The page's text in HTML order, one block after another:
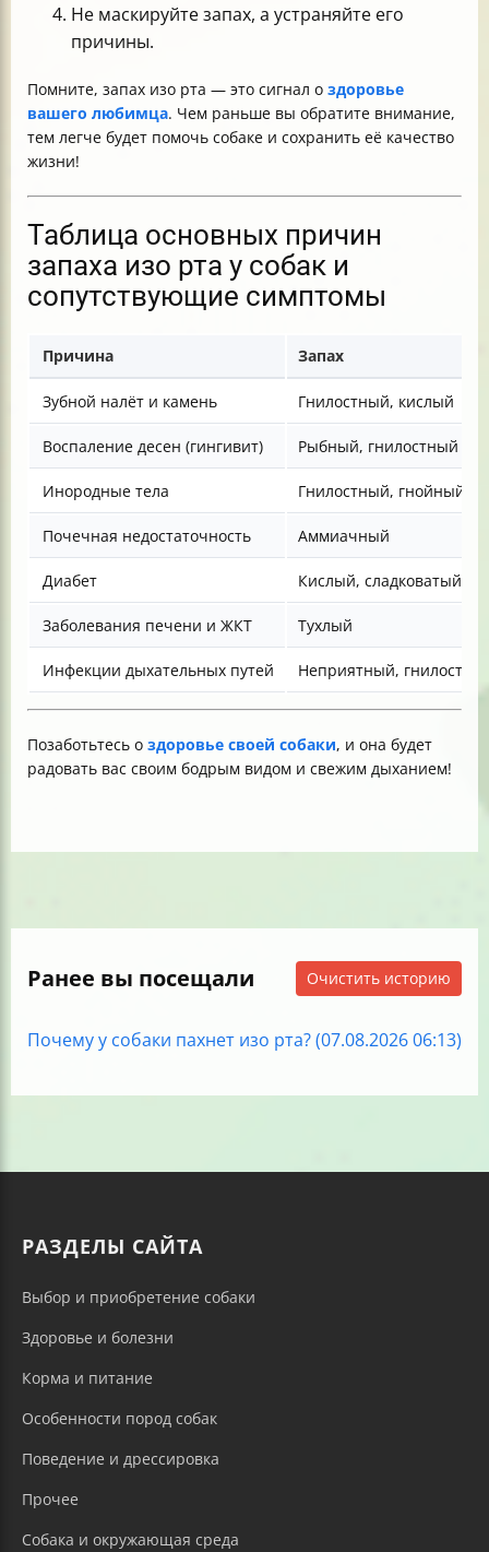
Не маскируйте запах, а устраняйте его
причины.
Помните, запах изо рта — это сигнал о здоровье
вашего любимца. Чем раньше вы обратите внимание,
тем легче будет помочь собаке и сохранить её качество
жизни!
Таблица основных причин
запаха изо рта у собак и
сопутствующие симптомы
Причина Запах
Зубной налёт и камень Гнилостный, кислый
Воспаление десен (гингивит) Рыбный, гнилостный
Инородные тела Гнилостный, гнойный
Почечная недостаточность Аммиачный
Диабет Кислый, сладковатый
Заболевания печени и ЖКТ Тухлый
Инфекции дыхательных путей Неприятный,
Позаботьтесь о здоровье своей собаки, и она будет
радовать вас своим бодрым видом и свежим дыханием!
Ранее вы посещали Очистить историю
Почему у собаки пахнет изо рта? (07.08.2026 06:13)
РАЗДЕЛЫ САЙТА
Выбор и приобретение собаки
Здоровье и болезни
Корма и питание
Особенности пород собак
Поведение и дрессировка
Прочее
Собака и окружающая среда